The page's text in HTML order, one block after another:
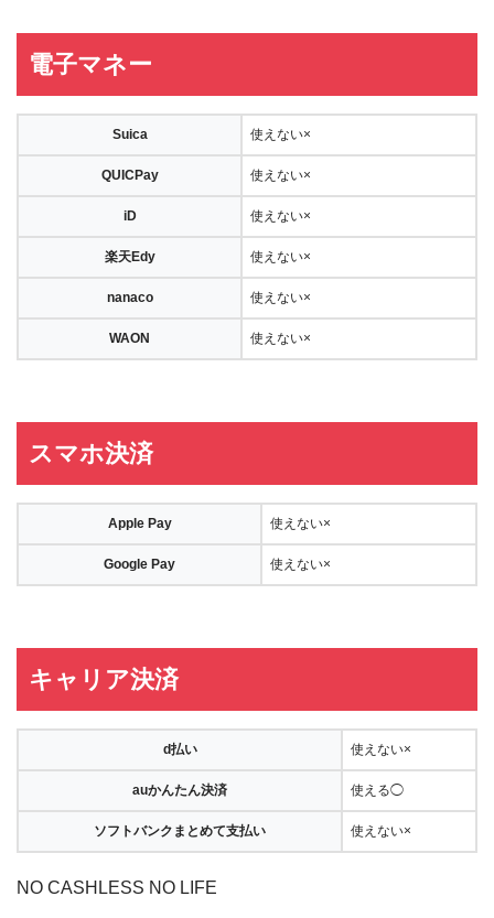
電子マネー
Suica 使えない×
QUICPay 使えない×
iD 使えない×
楽天Edy 使えない×
nanaco 使えない×
WAON 使えない×
スマホ決済
Apple Pay 使えない×
Google Pay 使えない×
キャリア決済
d払い 使えない×
auかんたん決済 使える◯
ソフトバンクまとめて支払い 使えない×
NO CASHLESS NO LIFE